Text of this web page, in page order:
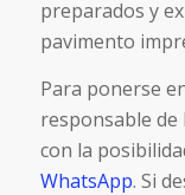
preparados y
pavimento
Para ponerse
responsable de
con la
WhatsApp. Si